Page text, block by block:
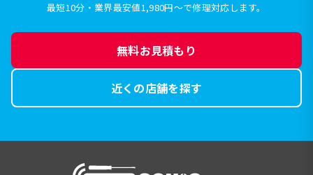
最短10分・業界最安値1,980円〜で修理対応します。
無料お見積もり
近くの店舗を探す